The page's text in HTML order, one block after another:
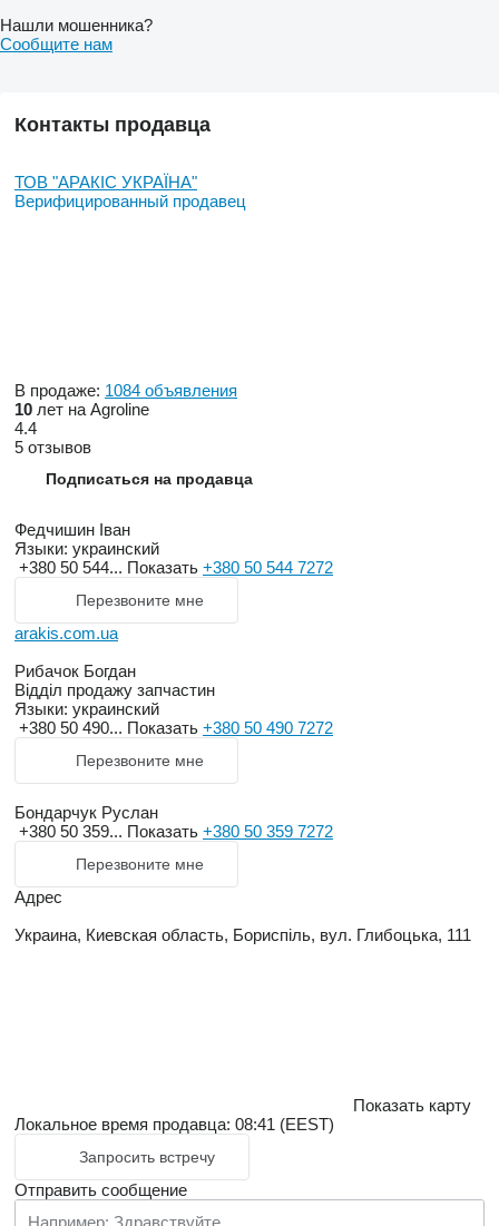
Нашли мошенника?
Сообщите нам
Контакты продавца
ТОВ "АРАКІС УКРАЇНА"
Верифицированный продавец
В продаже: 1084 объявления
10 лет на Agroline
4.4
5 отзывов
Подписаться на продавца
Федчишин Іван
Языки: украинский
+380 50 544... Показать +380 50 544 7272
Перезвоните мне
arakis.com.ua
Рибачок Богдан
Відділ продажу запчастин
Языки: украинский
+380 50 490... Показать +380 50 490 7272
Перезвоните мне
Бондарчук Руслан
+380 50 359... Показать +380 50 359 7272
Перезвоните мне
Адрес
Украина, Киевская область, Бориспіль, вул. Глибоцька, 111
Показать карту
Локальное время продавца: 08:41 (EEST)
Запросить встречу
Отправить сообщение